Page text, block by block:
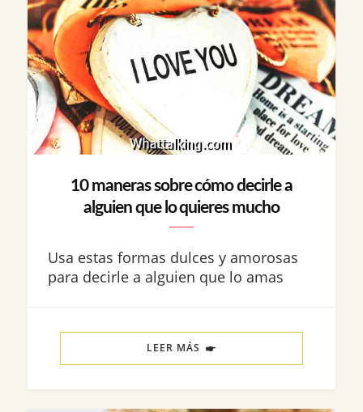
10 maneras sobre cómo decirle a
alguien que lo quieres mucho
Usa estas formas dulces y amorosas
para decirle a alguien que lo amas
LEER MÁS